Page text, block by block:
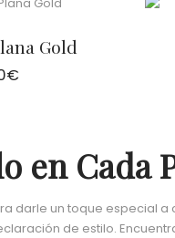
Gold
€
en Cada
darle un toque especial
de estilo.